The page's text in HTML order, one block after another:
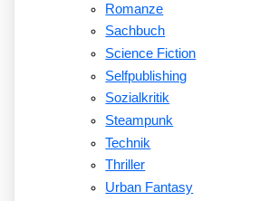
Romanze
Sachbuch
Science Fiction
Selfpublishing
Sozialkritik
Steampunk
Technik
Thriller
Urban Fantasy